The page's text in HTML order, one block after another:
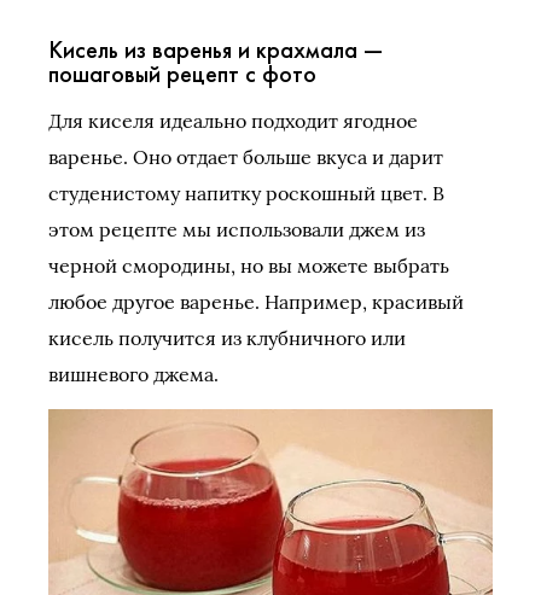
Кисель из варенья и крахмала —
пошаговый рецепт с фото
Для киселя идеально подходит ягодное
варенье. Оно отдает больше вкуса и дарит
студенистому напитку роскошный цвет. В
этом рецепте мы использовали джем из
черной смородины, но вы можете выбрать
любое другое варенье. Например, красивый
кисель получится из клубничного или
вишневого джема.